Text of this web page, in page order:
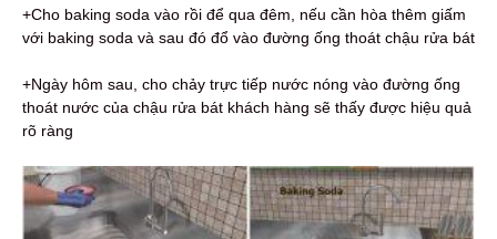
+Cho baking soda vào rồi để qua đêm, nếu cần hòa thêm giấm
với baking soda và sau đó đổ vào đường ống thoát chậu rửa bát
+Ngày hôm sau, cho chảy trực tiếp nước nóng vào đường ống
thoát nước của chậu rửa bát khách hàng sẽ thấy được hiệu quả
rõ ràng